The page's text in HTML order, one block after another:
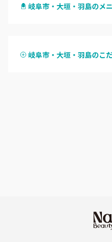
美濃加茂・関・各務原
岐阜市・大垣・羽島のメ
ハンドスカルプ
岐阜市・大垣・羽島のこ